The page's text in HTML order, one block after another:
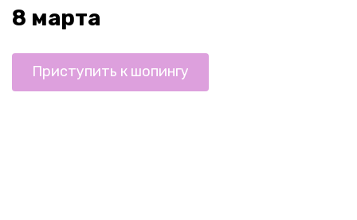
8 марта
Приступить к шопингу